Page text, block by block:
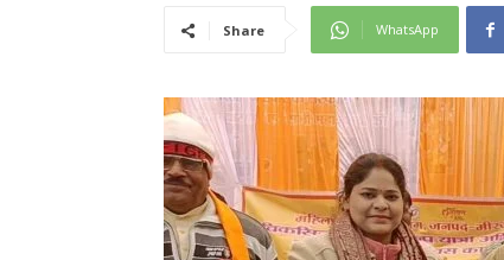
Share WhatsApp